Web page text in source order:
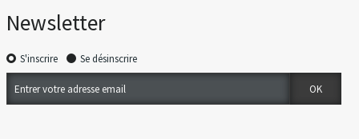
Newsletter
S'inscrire Se désinscrire